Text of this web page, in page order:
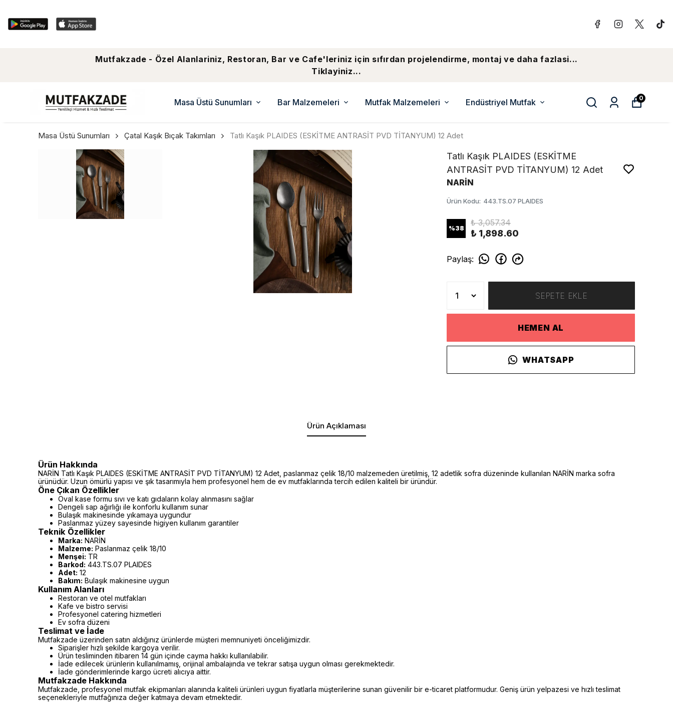
Mutfakzade - Özel Alanlariniz, Restoran, Bar ve Cafe'leriniz için sıfırdan projelendirme, montaj ve daha fazlasi...
Tiklayiniz...
Masa Üstü Sunumları Bar Malzemeleri Mutfak Malzemeleri Endüstriyel Mutfak 0
Masa Üstü Sunumları Çatal Kaşık Bıçak Takımları Tatlı Kaşık PLAIDES (ESKİTME ANTRASİT PVD TİTANYUM) 12 Adet
Tatlı Kaşık PLAIDES (ESKİTME
ANTRASİT PVD TİTANYUM) 12 Adet
NARİN
Ürün Kodu: 443.TS.07 PLAIDES
%38
₺ 3,057.34
₺ 1,898.60
Paylaş:
SEPETE EKLE
HEMEN AL
WHATSAPP
Ürün Açıklaması
Ürün Hakkında
NARİN Tatlı Kaşık PLAIDES (ESKİTME ANTRASİT PVD TİTANYUM) 12 Adet, paslanmaz çelik 18/10 malzemeden üretilmiş, 12 adetlik sofra düzeninde kullanılan NARİN marka sofra
ürünüdür. Uzun ömürlü yapısı ve şık tasarımıyla hem profesyonel hem de ev mutfaklarında tercih edilen kaliteli bir üründür.
Öne Çıkan Özellikler
Oval kase formu sıvı ve katı gıdaların kolay alınmasını sağlar
Dengeli sap ağırlığı ile konforlu kullanım sunar
Bulaşık makinesinde yıkamaya uygundur
Paslanmaz yüzey sayesinde higiyen kullanım garantiler
Teknik Özellikler
Marka: NARİN
Malzeme: Paslanmaz çelik 18/10
Menşei: TR
Barkod: 443.TS.07 PLAIDES
Adet: 12
Bakım: Bulaşık makinesine uygun
Kullanım Alanları
Restoran ve otel mutfakları
Kafe ve bistro servisi
Profesyonel catering hizmetleri
Ev sofra düzeni
Teslimat ve İade
Mutfakzade üzerinden satın aldığınız ürünlerde müşteri memnuniyeti önceliğimizdir.
Siparişler hızlı şekilde kargoya verilir.
Ürün tesliminden itibaren 14 gün içinde cayma hakkı kullanılabilir.
İade edilecek ürünlerin kullanılmamış, orijinal ambalajında ve tekrar satışa uygun olması gerekmektedir.
İade gönderimlerinde kargo ücreti alıcıya aittir.
Mutfakzade Hakkında
Mutfakzade, profesyonel mutfak ekipmanları alanında kaliteli ürünleri uygun fiyatlarla müşterilerine sunan güvenilir bir e-ticaret platformudur. Geniş ürün yelpazesi ve hızlı teslimat
seçenekleriyle mutfağınıza değer katmaya devam etmektedir.